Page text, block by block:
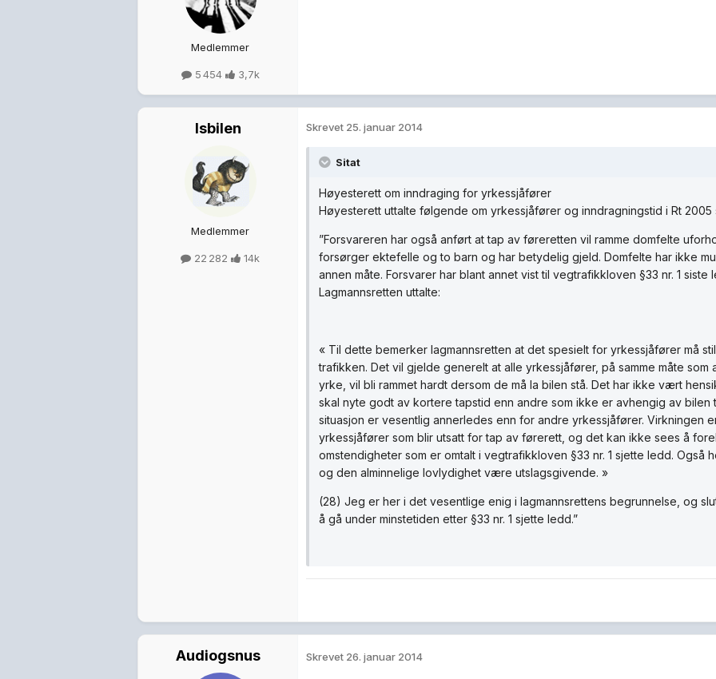
Medlemmer
5 454 3,7k
Isbilen
Medlemmer
22 282 14k
Skrevet 25. januar 2014
Sitat
Høyesterett om inndraging for yrkessjåfører
Høyesterett uttalte følgende om yrkessjåfører og inndragningstid i Rt 2005
”Forsvareren har også anført at tap av føreretten vil ramme domfelte
forsørger ektefelle og to barn og har betydelig gjeld. Domfelte har ikke
annen måte. Forsvarer har blant annet vist til vegtrafikkloven §33 nr. 1 siste
Lagmannsretten uttalte:
« Til dette bemerker lagmannsretten at det spesielt for yrkessjåfører må
trafikken. Det vil gjelde generelt at alle yrkessjåfører, på samme måte som
yrke, vil bli rammet hardt dersom de må la bilen stå. Det har ikke vært
skal nyte godt av kortere tapstid enn andre som ikke er avhengig av
situasjon er vesentlig annerledes enn for andre yrkessjåfører. Virkningen
yrkessjåfører som blir utsatt for tap av førerett, og det kan ikke sees å
omstendigheter som er omtalt i vegtrafikkloven §33 nr. 1 sjette ledd. Også
og den alminnelige lovlydighet være utslagsgivende. »
(28) Jeg er her i det vesentlige enig i lagmannsrettens begrunnelse, og
å gå under minstetiden etter §33 nr. 1 sjette ledd.”
Audiogsnus Skrevet 26. januar 2014